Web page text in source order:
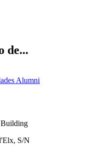
de...
Alumni
Building
S/N